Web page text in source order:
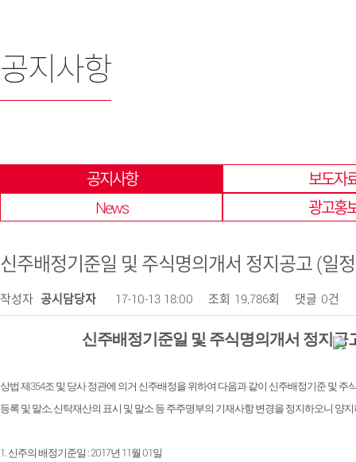
편리하게
한 곳에 모아 확인 할 수 있습니다.
공지사항
공지사항
보도자
News
광고홍
신주배정기준일 및 주식명의개서 정지공고 (일
작성자 공시담당자 17-10-13 18:00 조회 19,786회 댓글 0건
신주배정기준일 및 주식명의개서 정지공
상법 제354조 및 당사 정관에 의거 신주배정을 위하여 다음과 같이 신주배정기준 및 주
등록 및 말소,신탁재산의 표시 및 말소 등 주주명부의 기재사항 변경을 정지하오니 양
1. 신주의 배정기준일 : 2017년 11월 01일